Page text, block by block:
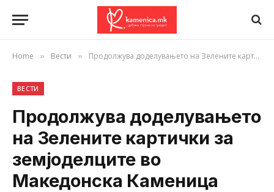
Home » Вести » Продолжува доделувањето на Зелените картички за земјоделците во Македонска Каменица
ВЕСТИ
Продолжува доделувањето
на Зелените картички за
земјоделците во
Македонска Каменица